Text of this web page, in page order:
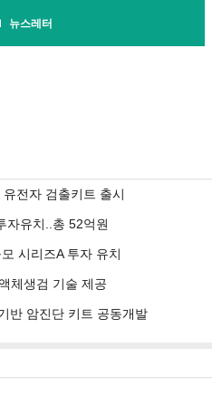
뉴스레터
전자 검출키트 출시
자유치..총 52억원
시리즈A 투자 유치
체생검 기술 제공
반 암진단 키트 공동개발